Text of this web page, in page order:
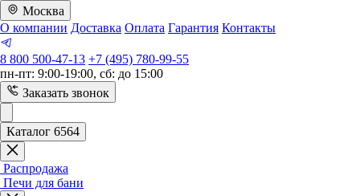
Москва
О компании Доставка Оплата Гарантия Контакты
8 800 500-47-13 +7 (495) 780-99-55
пн-пт: 9:00-19:00, сб: до 15:00
Заказать звонок
Каталог 6564
Распродажа
Печи для бани